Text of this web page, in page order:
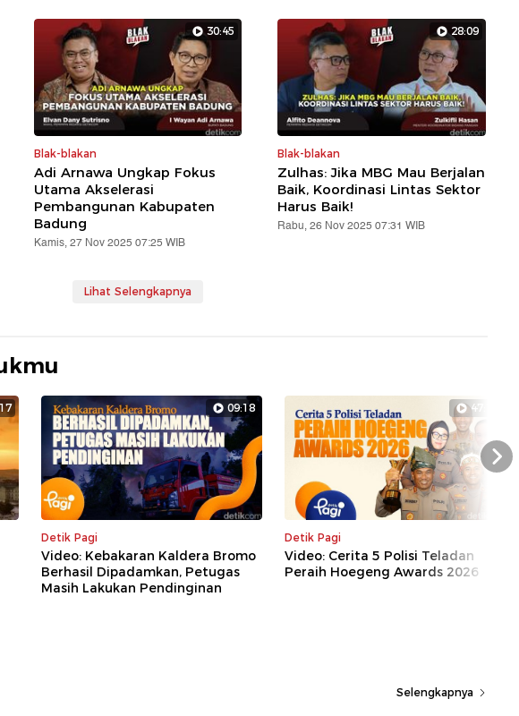
30:45
Blak-blakan
Adi Arnawa Ungkap Fokus
Utama Akselerasi
Pembangunan Kabupaten
Badung
Kamis, 27 Nov 2025 07:25 WIB
28:09
Blak-blakan
Zulhas: Jika MBG Mau Berjalan
Baik, Koordinasi Lintas Sektor
Harus Baik!
Rabu, 26 Nov 2025 07:31 WIB
Lihat Selengkapnya
09:18
Detik Pagi
Video: Kebakaran Kaldera Bromo
Berhasil Dipadamkan, Petugas
Masih Lakukan Pendinginan
47:16
Detik Pagi
Video: Cerita 5 Polisi Teladan
Peraih Hoegeng Awards 2026
Next
Selengkapnya